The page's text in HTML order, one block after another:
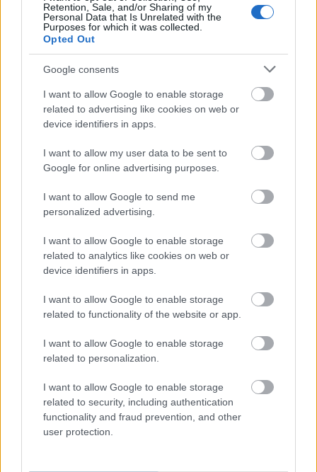
Retention, Sale, and/or Sharing of my
Personal Data that Is Unrelated with the
Purposes for which it was collected.
Opted Out
Google consents
I want to allow Google to enable storage
related to advertising like cookies on web or
device identifiers in apps.
I want to allow my user data to be sent to
Google for online advertising purposes.
I want to allow Google to send me
personalized advertising.
I want to allow Google to enable storage
related to analytics like cookies on web or
device identifiers in apps.
I want to allow Google to enable storage
related to functionality of the website or app.
I want to allow Google to enable storage
related to personalization.
I want to allow Google to enable storage
related to security, including authentication
functionality and fraud prevention, and other
user protection.
um país onde o
respeito no trânsito é
quase instintivo, e
onde a educação se
constrói com
disciplina, observação
e empatia. Um
lembrete de que
ensinar com
experiência vale mais
do que ensinar com
palavras. 📚 Fontes:
Japan Traffic Safety
Association (JTSA) –
Children’s Traffic